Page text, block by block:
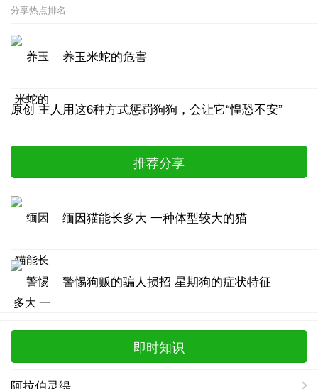
分享热点排名
养玉米蛇的危害
原创 主人用这6种方式惩罚狗狗，会让它“惶恐不安”
推荐分享
缅因猫能长多大 一种体型较大的猫
警惕狗贩的骗人损招 星期狗的症状特征
即时知识
阿拉伯灵缇